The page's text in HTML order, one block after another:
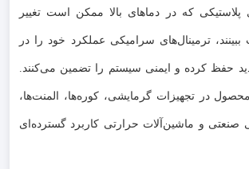
پلاستیکی که در دماهای بالا ممکن است تغییر
ترمینال‌های سرامیکی عملکرد خود را در
حفظ کرده و ایمنی سیستم را تضمین می‌کنند.
در تجهیزات گرمایشی، کوره‌ها، المنت‌ها،
صنعتی و ماشین‌آلات حرارتی کاربرد گسترده‌ای